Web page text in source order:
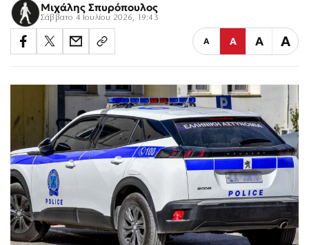
Μιχάλης Σπυρόπουλος
Σάββατο 4 Ιουλίου 2026, 19:43
Α Α Α Α